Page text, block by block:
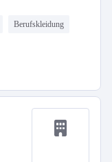
Berufskleidung